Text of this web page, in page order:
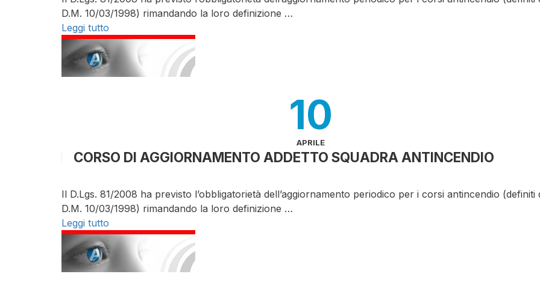
D.M. 10/03/1998) rimandando la loro definizione …
Leggi tutto
10
APRILE
CORSO DI AGGIORNAMENTO ADDETTO SQUADRA ANTINCENDIO
Il D.Lgs. 81/2008 ha previsto l’obbligatorietà dell’aggiornamento periodico per i corsi antincendio (definiti
D.M. 10/03/1998) rimandando la loro definizione …
Leggi tutto